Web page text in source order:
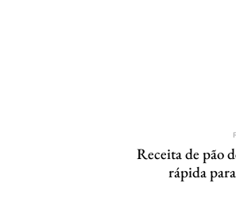
Receita de pão
rápida